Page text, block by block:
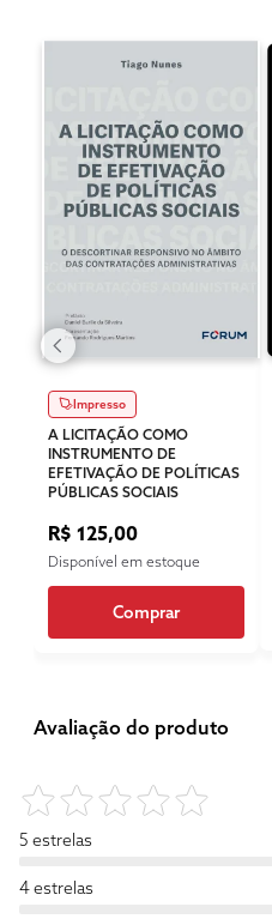
Impresso
A LICITAÇÃO COMO
INSTRUMENTO DE
EFETIVAÇÃO DE POLÍTICAS
PÚBLICAS SOCIAIS
R$ 125,00
Disponível em estoque
Comprar
Avaliação do produto
5 estrelas
4 estrelas